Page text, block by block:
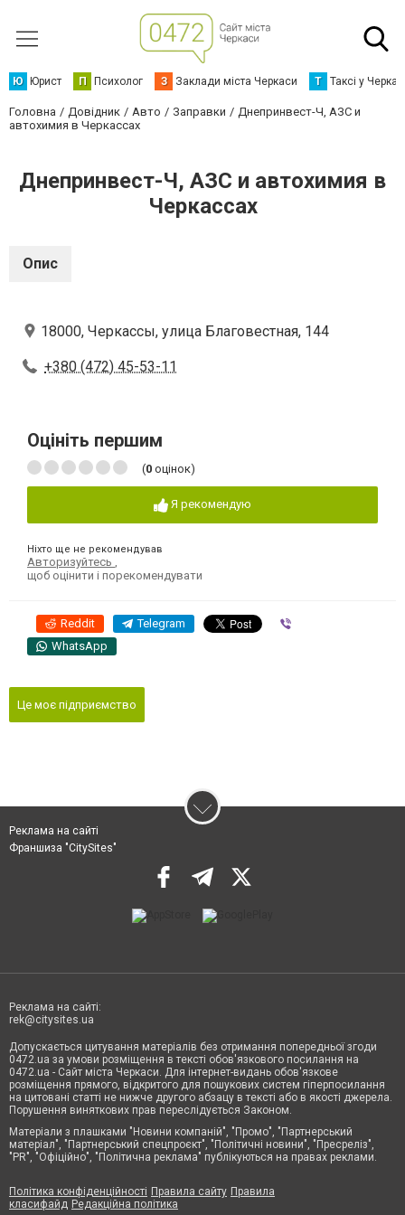
Ю Юрист П Психолог З Заклади міста Черкаси Т Таксі у
Головна Довідник Авто Заправки
Днепринвест-Ч, АЗС и
автохимия в Черкассах
Днепринвест-Ч, АЗС и автохимия в
Черкассах
Опис
18000, Черкассы, улица Благовестная, 144
+380 (472) 45-53-11
Оцініть першим
(0 оцінок)
Я рекомендую
Ніхто ще не рекомендував
Авторизуйтесь
щоб оцінити і порекомендувати
Reddit Telegram
WhatsApp
Це моє підприємство
Реклама на сайті
Франшиза "CitySites"
Реклама на сайті:
rek@citysites.ua
Допускається цитування матеріалів без отримання попередньої згоди
0472.ua за умови розміщення в тексті обов'язкового посилання на
0472.ua - Сайт міста Черкаси. Для інтернет-видань обов'язкове
розміщення прямого, відкритого для пошукових систем гіперпосилання
на цитовані статті не нижче другого абзацу в тексті або в якості джерела.
Порушення виняткових прав переслідується Законом.
Матеріали з плашками "Новини компаній", "Промо", "Партнерський
матеріал", "Партнерський спецпроєкт", "Політичні новини", "Пресреліз",
"PR", "Офіційно", "Політична реклама" публікуються на правах реклами.
Політика конфіденційності Правила сайту Правила
класифайд Редакційна політика